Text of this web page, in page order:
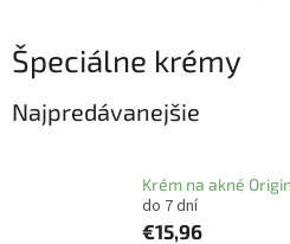
Špeciálne krémy
Najpredávanejšie
Krém na akné
do 7 dní
€15,96